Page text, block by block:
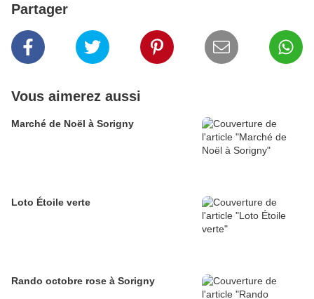
Partager
Vous aimerez aussi
Marché de Noël à Sorigny
Loto Étoile verte
Rando octobre rose à Sorigny